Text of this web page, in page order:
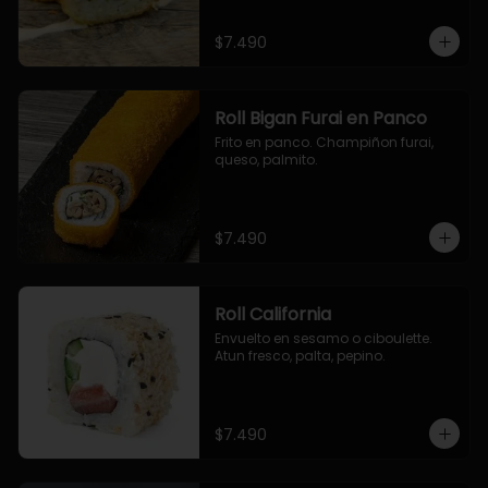
$7.490
Roll Bigan Furai en Panco
Frito en panco. Champiñon furai,
queso, palmito.
$7.490
Roll California
Envuelto en sesamo o ciboulette.
Atun fresco, palta, pepino.
$7.490